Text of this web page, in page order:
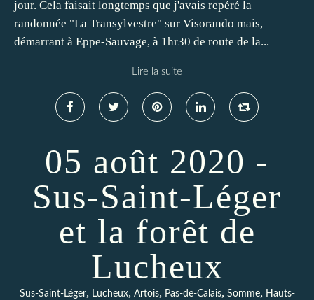
jour. Cela faisait longtemps que j'avais repéré la
randonnée "La Transylvestre" sur Visorando mais,
démarrant à Eppe-Sauvage, à 1hr30 de route de la...
Lire la suite
05 août 2020 -
Sus-Saint-Léger
et la forêt de
Lucheux
Sus-Saint-Léger, Lucheux, Artois, Pas-de-Calais, Somme, Hauts-